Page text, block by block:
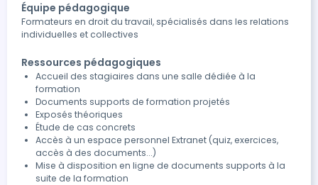
Équipe pédagogique
Formateurs en droit du travail, spécialisés dans les relations
individuelles et collectives
Ressources pédagogiques
Accueil des stagiaires dans une salle dédiée à la
formation
Documents supports de formation projetés
Exposés théoriques
Étude de cas concrets
Accès à un espace personnel Extranet (quiz, exercices,
accès à des documents...)
Mise à disposition en ligne de documents supports à la
suite de la formation